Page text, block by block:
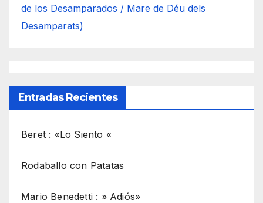
de los Desamparados / Mare de Déu dels
Desamparats)
Entradas Recientes
Beret : «Lo Siento «
Rodaballo con Patatas
Mario Benedetti : » Adiós»